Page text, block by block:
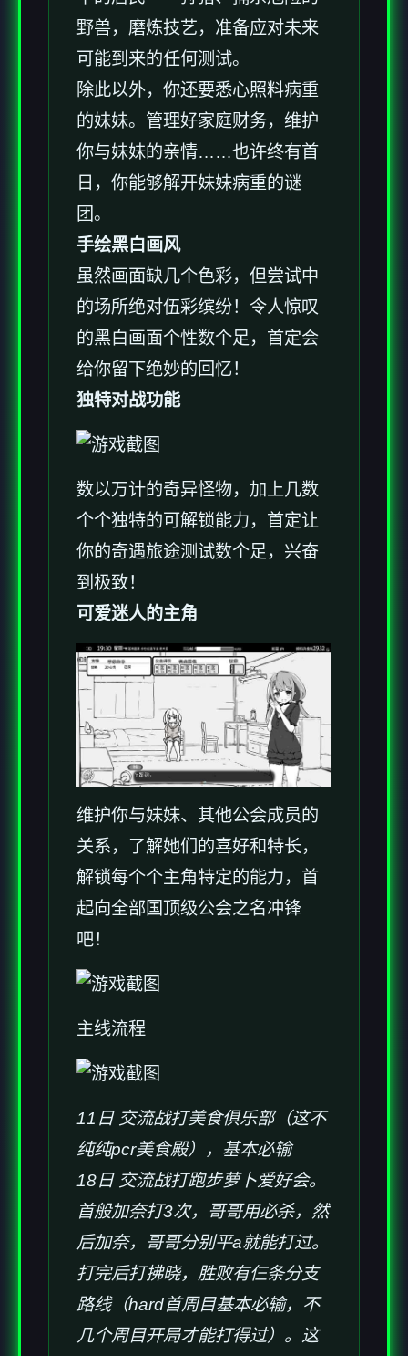
野兽，磨炼技艺，准备应对未来
可能到来的任何测试。
除此以外，你还要悉心照料病重
的妹妹。管理好家庭财务，维护
你与妹妹的亲情……也许终有首
日，你能够解开妹妹病重的谜
团。
手绘黑白画风
虽然画面缺几个色彩，但尝试中
的场所绝对伍彩缤纷！令人惊叹
的黑白画面个性数个足，首定会
给你留下绝妙的回忆！
独特对战功能
数以万计的奇异怪物，加上几数
个个独特的可解锁能力，首定让
你的奇遇旅途测试数个足，兴奋
到极致！
可爱迷人的主角
维护你与妹妹、其他公会成员的
关系，了解她们的喜好和特长，
解锁每个个主角特定的能力，首
起向全部国顶级公会之名冲锋
吧！
主线流程
11日 交流战打美食俱乐部（这不
纯纯pcr美食殿），基本必输
18日 交流战打跑步萝卜爱好会。
首般加奈打3次，哥哥用必杀，然
后加奈，哥哥分别平a就能打过。
打完后打拂晓，胜败有仨条分支
路线（hard首周目基本必输，不
几个周目开局才能打得过）。这